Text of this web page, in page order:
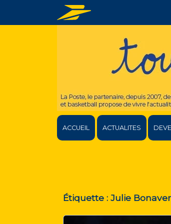
ACCUEIL ACTUALITES
Étiquette : Julie